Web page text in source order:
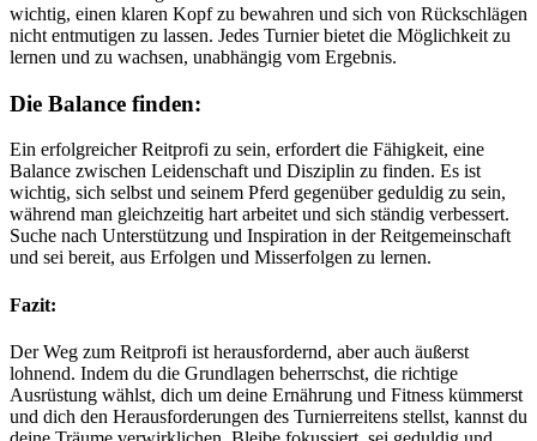
wichtig, einen klaren Kopf zu bewahren und sich von Rückschlägen
nicht entmutigen zu lassen. Jedes Turnier bietet die Möglichkeit zu
lernen und zu wachsen, unabhängig vom Ergebnis.
Die Balance finden:
Ein erfolgreicher Reitprofi zu sein, erfordert die Fähigkeit, eine
Balance zwischen Leidenschaft und Disziplin zu finden. Es ist
wichtig, sich selbst und seinem Pferd gegenüber geduldig zu sein,
während man gleichzeitig hart arbeitet und sich ständig verbessert.
Suche nach Unterstützung und Inspiration in der Reitgemeinschaft
und sei bereit, aus Erfolgen und Misserfolgen zu lernen.
Fazit:
Der Weg zum Reitprofi ist herausfordernd, aber auch äußerst
lohnend. Indem du die Grundlagen beherrschst, die richtige
Ausrüstung wählst, dich um deine Ernährung und Fitness kümmerst
und dich den Herausforderungen des Turnierreitens stellst, kannst du